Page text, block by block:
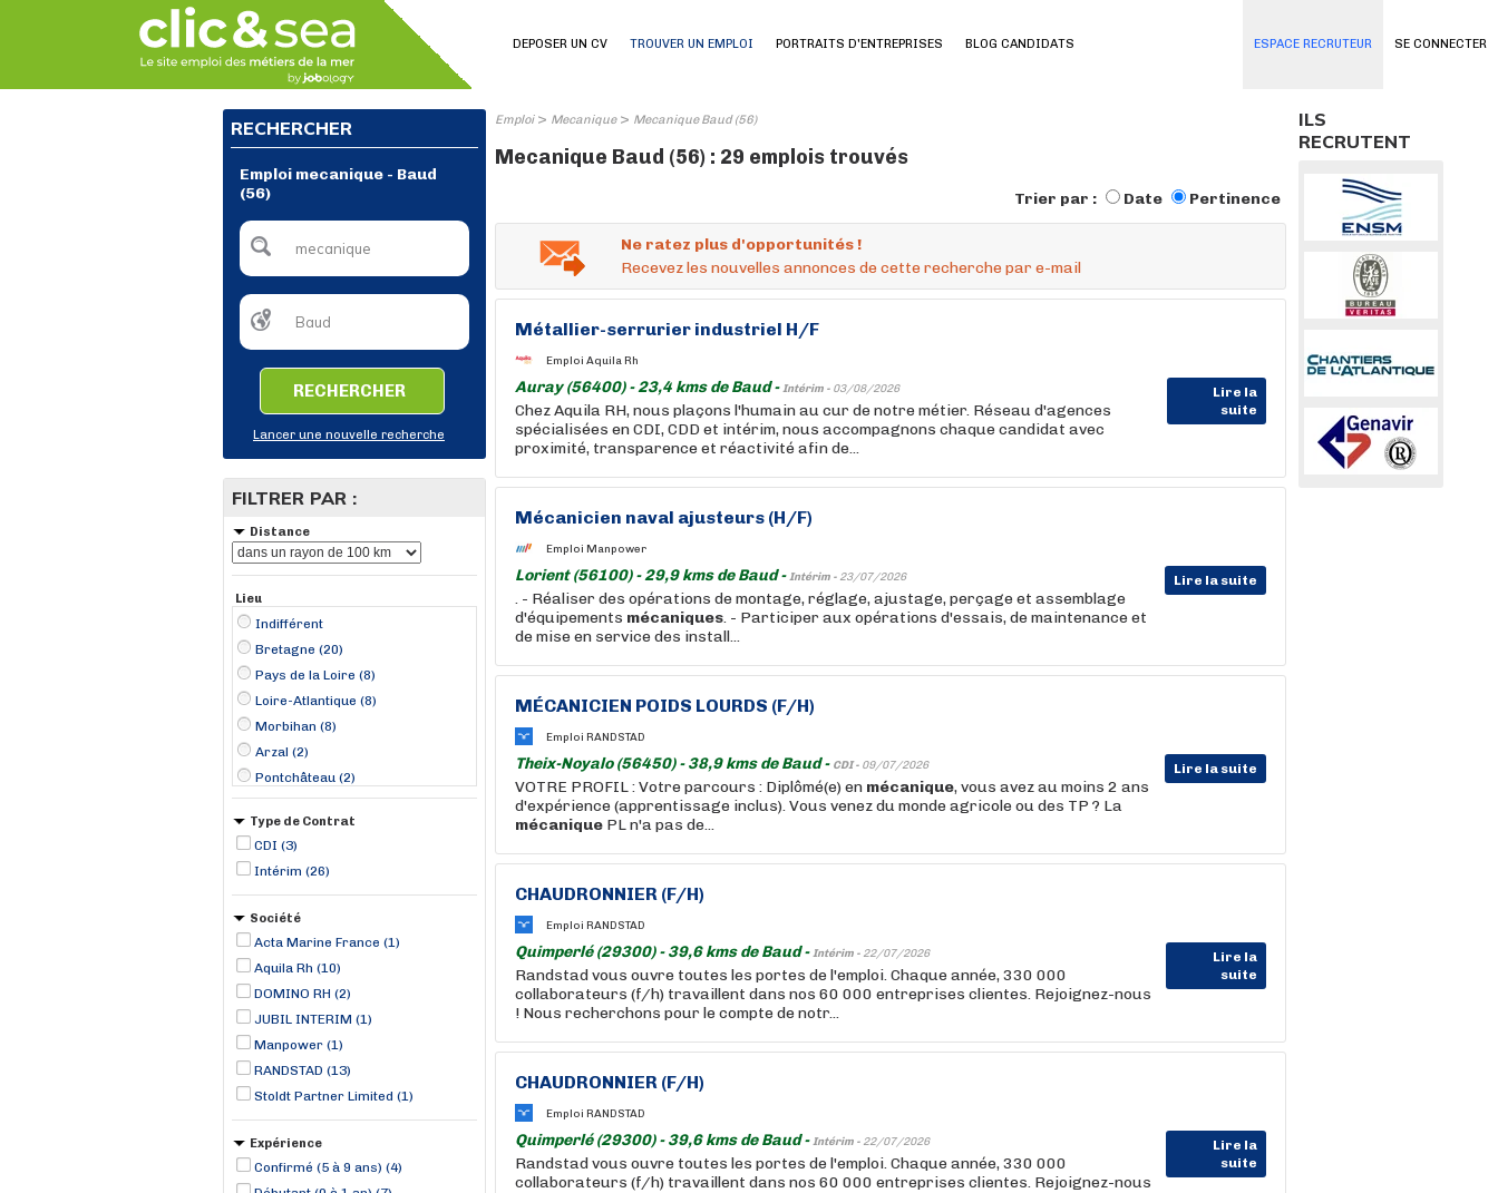
SE CONNECTER
DEPOSER UN CV TROUVER UN EMPLOI PORTRAITS D'ENTREPRISES BLOG CANDIDATS ESPACE RECRUTEUR
RECHERCHER
Emploi mecanique - Baud
(56)
RECHERCHER
Lancer une nouvelle recherche
FILTRER PAR :
Distance
Lieu
Indifférent
Bretagne (20)
Pays de la Loire (8)
Loire-Atlantique (8)
Morbihan (8)
Arzal (2)
Pontchâteau (2)
Quimperlé (2)
Saint-Nazaire (2)
Auray (1)
Bains-sur-Oust (1)
Type de Contrat
CDI (3)
Intérim (26)
Société
Acta Marine France (1)
Aquila Rh (10)
DOMINO RH (2)
JUBIL INTERIM (1)
Manpower (1)
RANDSTAD (13)
Stoldt Partner Limited (1)
Expérience
Confirmé (5 à 9 ans) (4)
Emploi> Mecanique> Mecanique Baud (56)
Mecanique Baud (56) : 29 emplois trouvés
Trier par : Date Pertinence
Ne ratez plus d'opportunités !
Recevez les nouvelles annonces de cette recherche par e-mail
Métallier-serrurier industriel H/F
Emploi Aquila Rh
Auray (56400) - 23,4 kms de Baud -Intérim - 03/08/2026
Lire la
suite
Chez Aquila RH, nous plaçons l'humain au cur de notre métier. Réseau d'agences
spécialisées en CDI, CDD et intérim, nous accompagnons chaque candidat avec
proximité, transparence et réactivité afin de...
Mécanicien naval ajusteurs (H/F)
Emploi Manpower
Lorient (56100) - 29,9 kms de Baud -Intérim - 23/07/2026 Lire la suite
. - Réaliser des opérations de montage, réglage, ajustage, perçage et assemblage
d'équipements mécaniques. - Participer aux opérations d'essais, de maintenance et
de mise en service des install...
MÉCANICIEN POIDS LOURDS (F/H)
Emploi RANDSTAD
Theix-Noyalo (56450) - 38,9 kms de Baud - CDI - 09/07/2026 Lire la suite
VOTRE PROFIL : Votre parcours : Diplômé(e) en mécanique, vous avez au moins 2 ans
d'expérience (apprentissage inclus). Vous venez du monde agricole ou des TP ? La
mécanique PL n'a pas de...
CHAUDRONNIER (F/H)
Emploi RANDSTAD
Quimperlé (29300) - 39,6 kms de Baud -Intérim - 22/07/2026
Lire la
suite
Randstad vous ouvre toutes les portes de l'emploi. Chaque année, 330 000
collaborateurs (f/h) travaillent dans nos 60 000 entreprises clientes. Rejoignez-nous
! Nous recherchons pour le compte de notr...
CHAUDRONNIER (F/H)
Emploi RANDSTAD
Quimperlé (29300) - 39,6 kms de Baud -Intérim - 22/07/2026
Lire la
suite
Randstad vous ouvre toutes les portes de l'emploi. Chaque année, 330 000
collaborateurs (f/h) travaillent dans nos 60 000 entreprises clientes. Rejoignez-nous
ILS
RECRUTENT